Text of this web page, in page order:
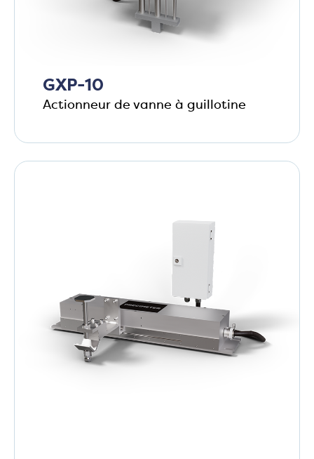
GXP-10
Actionneur de vanne à guillotine